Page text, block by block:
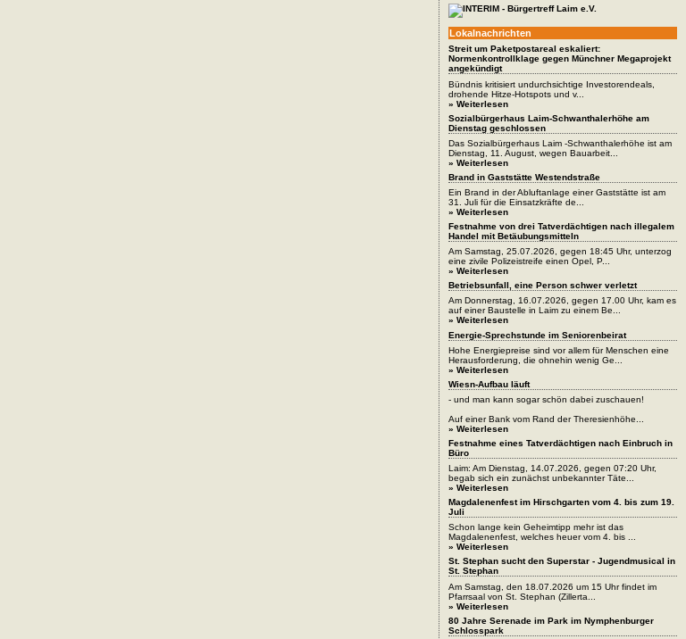
Lokalnachrichten
Streit um Paketpostareal eskaliert:
Normenkontrollklage gegen Münchner Megaprojekt
angekündigt
Bündnis kritisiert undurchsichtige Investorendeals,
drohende Hitze-Hotspots und v...
» Weiterlesen
Sozialbürgerhaus Laim-Schwanthalerhöhe am
Dienstag geschlossen
Das Sozialbürgerhaus Laim -Schwanthalerhöhe ist am
Dienstag, 11. August, wegen Bauarbeit...
» Weiterlesen
Brand in Gaststätte Westendstraße
Ein Brand in der Abluftanlage einer Gaststätte ist am
31. Juli für die Einsatzkräfte de...
» Weiterlesen
Festnahme von drei Tatverdächtigen nach illegalem
Handel mit Betäubungsmitteln
Am Samstag, 25.07.2026, gegen 18:45 Uhr, unterzog
eine zivile Polizeistreife einen Opel, P...
» Weiterlesen
Betriebsunfall, eine Person schwer verletzt
Am Donnerstag, 16.07.2026, gegen 17.00 Uhr, kam es
auf einer Baustelle in Laim zu einem Be...
» Weiterlesen
Energie-Sprechstunde im Seniorenbeirat
Hohe Energiepreise sind vor allem für Menschen eine
Herausforderung, die ohnehin wenig Ge...
» Weiterlesen
Wiesn-Aufbau läuft
- und man kann sogar schön dabei zuschauen!
Auf einer Bank vom Rand der Theresienhöhe...
» Weiterlesen
Festnahme eines Tatverdächtigen nach Einbruch in
Büro
Laim: Am Dienstag, 14.07.2026, gegen 07:20 Uhr,
begab sich ein zunächst unbekannter Täte...
» Weiterlesen
Magdalenenfest im Hirschgarten vom 4. bis zum 19.
Juli
Schon lange kein Geheimtipp mehr ist das
Magdalenenfest, welches heuer vom 4. bis ...
» Weiterlesen
St. Stephan sucht den Superstar - Jugendmusical in
St. Stephan
Am Samstag, den 18.07.2026 um 15 Uhr findet im
Pfarrsaal von St. Stephan (Zillerta...
» Weiterlesen
80 Jahre Serenade im Park im Nymphenburger
Schlosspark